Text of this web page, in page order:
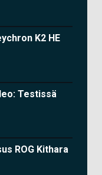
K2 HE
Testissä
ROG Kithara